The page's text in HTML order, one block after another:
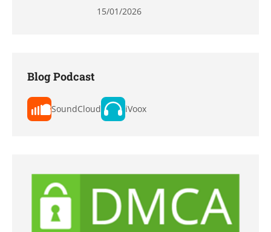
15/01/2026
Blog Podcast
SoundCloud iVoox